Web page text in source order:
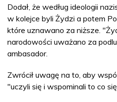
Dodał, że według ideologii
w kolejce byli Żydzi a potem
które uznawano za niższe.
narodowości uważano za
ambasador.
Zwrócił uwagę na to, aby
"uczyli się i wspominali to co się